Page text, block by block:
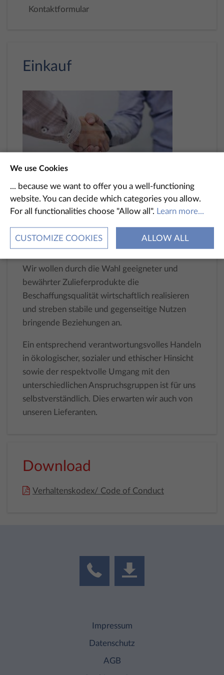
Kontaktformular
Einkauf
Wir haben verstanden, dass nur durch eine
Ziele mit sozialen und ökologischen Belangen
zukünftiger Unternehmenserfolg möglich ist.
Wir wollen durch die Wahl geeigneter und
bewährter Zulieferprodukte die
Beschaffungsqualität wirtschaftlich realisieren
und streben stabile und gegenseitige Nutzen
bringende Beziehungen an.
Ein entsprechend verantwortungsvolles Handeln
in ökologischer, sozialer und ethischer Hinsicht
sowie der respektvolle Umgang mit den
unterschiedlichen Anspruchsgruppen ist für uns
selbstverständlich. Dies erwarten wir auch von
unseren Lieferanten.
Download
Verhaltenskodex/ Code of Conduct
Impressum
Datenschutz
AGB
We use Cookies
... because we want to offer you a well-functioning
website. You can decide which categories you allow.
For all functionalities choose "Allow all". Learn more...
CUSTOMIZE COOKIES ALLOW ALL